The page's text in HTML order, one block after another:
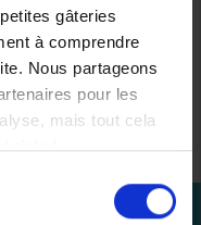
gâteries
à comprendre
Nous partageons
pour les
mais tout cela
!
perm_identity
Retour en haut